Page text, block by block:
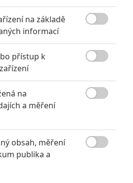
to poleno ?
do diskuze
na základě
informací
přístup k
na
a měření
obsah, měření
publika a